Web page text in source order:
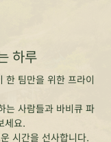
하루
한 팀만을 위한 프라이
는 사람들과 바비큐 파
세요.
시간을 선사합니다.